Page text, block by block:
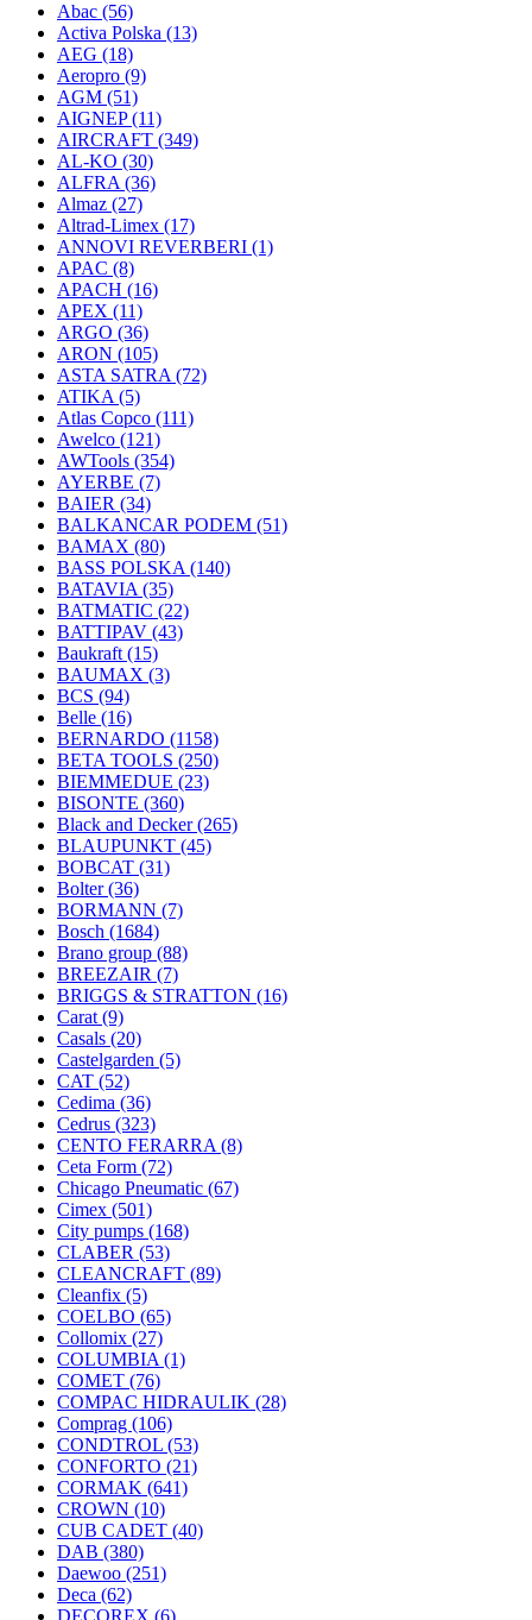
Abac (56)
Activa Polska (13)
AEG (18)
Aeropro (9)
AGM (51)
AIGNEP(11)
AIRCRAFT (349)
AL-KO (30)
ALFRA (36)
Almaz (27)
Altrad-Limex (17)
ANNOVI REVERBERI (1)
APAC (8)
APACH (16)
APEX (11)
ARGO (36)
ARON (105)
ASTA SATRA (72)
ATIKA (5)
Atlas Copco (111)
Awelco (121)
AWTools (354)
AYERBE (7)
BAIER (34)
BALKANCAR PODEM (51)
BAMAX (80)
BASS POLSKA (140)
BATAVIA (35)
BATMATIC (22)
BATTIPAV (43)
Baukraft (15)
BAUMAX (3)
BCS (94)
Belle (16)
BERNARDO (1158)
BETA TOOLS (250)
BIEMMEDUE (23)
BISONTE (360)
Black and Decker(265)
BLAUPUNKT (45)
BOBCAT (31)
Bolter(36)
BORMANN (7)
Bosch (1684)
Brano group (88)
BREEZAIR (7)
BRIGGS & STRATTON (16)
Carat (9)
Casals (20)
Castelgarden (5)
CAT (52)
Cedima (36)
Cedrus (323)
CENTO FERARRA (8)
Ceta Form (72)
Chicago Pneumatic (67)
Cimex (501)
City pumps (168)
CLABER (53)
CLEANCRAFT (89)
Cleanfix (5)
COELBO (65)
Collomix (27)
COLUMBIA (1)
COMET (76)
COMPAC HIDRAULIK (28)
Comprag (106)
CONDTROL (53)
CONFORTO (21)
CORMAK (641)
CROWN (10)
CUB CADET (40)
DAB (380)
Daewoo (251)
Deca (62)
DECOREX (6)